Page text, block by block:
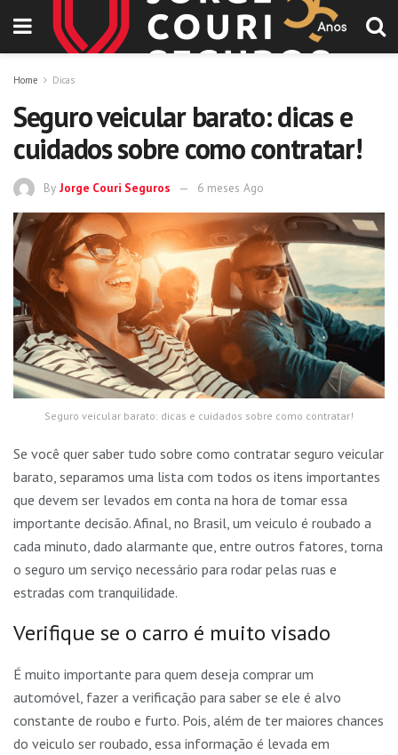
Home Dicas
Seguro veicular barato: dicas e
cuidados sobre como contratar!
By Jorge Couri Seguros 6 meses Ago
Seguro veicular barato: dicas e cuidados sobre como contratar!
Se você quer saber tudo sobre como contratar seguro veicular
barato, separamos uma lista com todos os itens importantes
que devem ser levados em conta na hora de tomar essa
importante decisão. Afinal, no Brasil, um veiculo é roubado a
cada minuto, dado alarmante que, entre outros fatores, torna
o seguro um serviço necessário para rodar pelas ruas e
estradas com tranquilidade.
Verifique se o carro é muito visado
É muito importante para quem deseja comprar um
automóvel, fazer a verificação para saber se ele é alvo
constante de roubo e furto. Pois, além de ter maiores chances
do veiculo ser roubado, essa informação é levada em